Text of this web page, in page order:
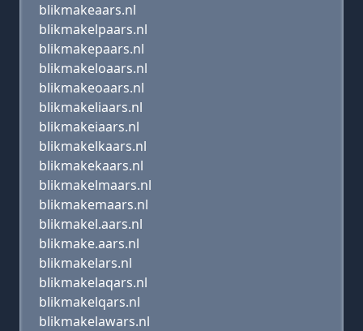
blikmakeaars.nl
blikmakelpaars.nl
blikmakepaars.nl
blikmakeloaars.nl
blikmakeoaars.nl
blikmakeliaars.nl
blikmakeiaars.nl
blikmakelkaars.nl
blikmakekaars.nl
blikmakelmaars.nl
blikmakemaars.nl
blikmakel.aars.nl
blikmake.aars.nl
blikmakelars.nl
blikmakelaqars.nl
blikmakelqars.nl
blikmakelawars.nl